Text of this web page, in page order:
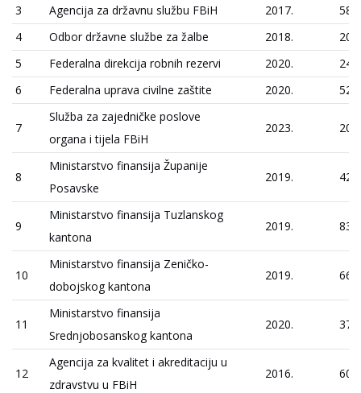
3
Agencija za državnu službu FBiH 2017.
58%
4
Odbor državne službe za žalbe 2018.
20%
5
Federalna direkcija robnih rezervi 2020.
24%
6
Federalna uprava civilne zaštite 2020. 52%
7
Služba za zajedničke poslove
organa i tijela FBiH
2023. 20%
8
Ministarstvo finansija Županije
Posavske
2019. 42%
9
Ministarstvo finansija Tuzlanskog
kantona
2019. 83%
10
Ministarstvo finansija Zeničko-
dobojskog kantona
2019. 66%
11
Ministarstvo finansija
Srednjobosanskog kantona
2020. 37%
12
Agencija za kvalitet i akreditaciju u
zdravstvu u FBiH
2016. 60%